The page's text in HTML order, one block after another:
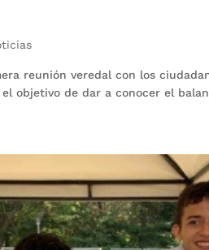
reunión veredal con los
objetivo de dar a conocer el